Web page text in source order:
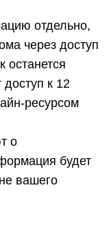
отдельно,
через доступ
останется
к 12
ресурсом
о
будет
вашего